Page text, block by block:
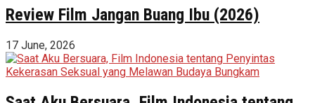
Review Film Jangan Buang Ibu (2026)
17 June, 2026